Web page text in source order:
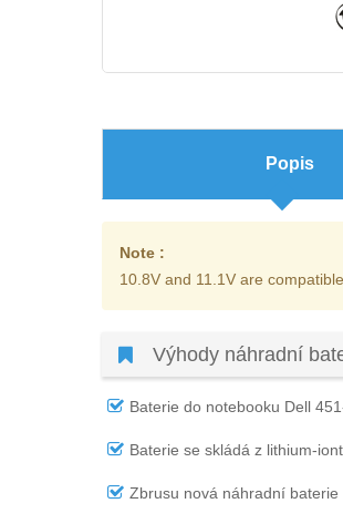
Popis
Note :
10.8V and 11.1V are
Výhody náhradní
Baterie do notebooku Dell
Baterie se skládá z lithium-
Zbrusu nová náhradní baterie